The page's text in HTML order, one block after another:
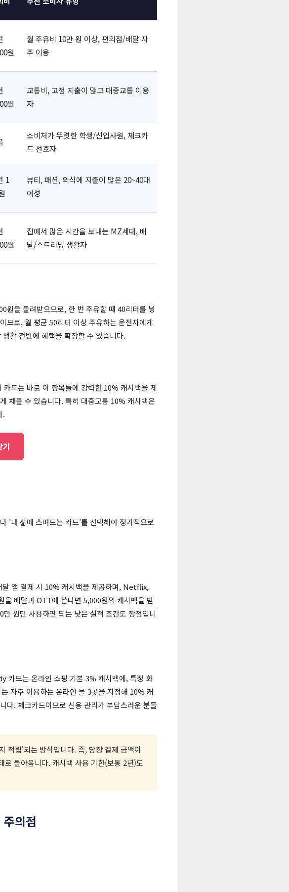
원
월 주유비 10만 원 이상, 편의점/배달 자
주 이용
원
교통비, 고정 지출이 많고 대중교통 이용
자
소비처가 뚜렷한 학생/신입사원, 체크카
드 선호자
1
뷰티, 패션, 외식에 지출이 많은 20~40대
여성
원
집에서 많은 시간을 보내는 MZ세대, 배
달/스트리밍 생활자
원을 돌려받으므로, 한 번 주유할 때 40리터를 넣
므로, 월 평균 50리터 이상 주유하는 운전자에게
활 전반에 혜택을 확장할 수 있습니다.
드는 바로 이 항목들에 강력한 10% 캐시백을 제
채울 수 있습니다. 특히 대중교통 10% 캐시백은
.
'내 삶에 스며드는 카드'를 선택해야 장기적으로
앱 결제 시 10% 캐시백을 제공하며, Netflix,
배달과 OTT에 쓴다면 5,000원의 캐시백을 받
원만 사용하면 되는 낮은 실적 조건도 장점입니
카드는 온라인 쇼핑 기본 3% 캐시백에, 특정 화
자주 이용하는 온라인 몰 3곳을 지정해 10% 캐
다. 체크카드이므로 신용 관리가 부담스러운 분들
적립'되는 방식입니다. 즉, 당장 결제 금액이
돌아옵니다. 캐시백 사용 기한(보통 2년)도
의점